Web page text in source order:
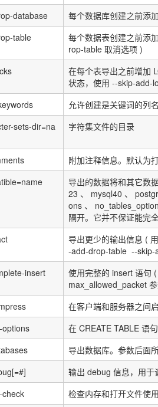
database
每个数据库创建之前添加
table
每个数据表创建之前添加
rop-table 取消选项 )
在每个表导出之前增加
状态，使用 --skip-add-
允许创建是关键词的列名
sets-dir=na
字符集文件的目录
附加注释信息。默认为
导出的数据将和其它数
23 、 mysql40 、
ons 、
隔开。它并不保证能完
导出更少的输出信息 (
-add-drop-table --skip-
insert
使用完整的 insert 语句 (
max_allowed_packet
在客户端和服务器之间
在 CREATE TABLE 语
导出数据库。参数后面
输出 debug 信息，用于
检查内存和打开文件使